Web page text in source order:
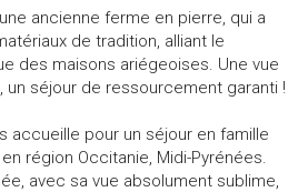
ancienne ferme en pierre, qui a
de tradition, alliant le
des maisons ariégeoises. Une vue
un séjour de ressourcement garanti !
accueille pour un séjour en famille
région Occitanie, Midi-Pyrénées.
avec sa vue absolument sublime,